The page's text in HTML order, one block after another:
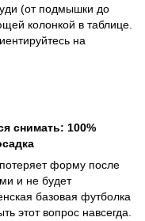
(от подмышки до
колонкой в таблице.
на
снимать: 100%
форму после
и не будет
базовая футболка
этот вопрос навсегда.